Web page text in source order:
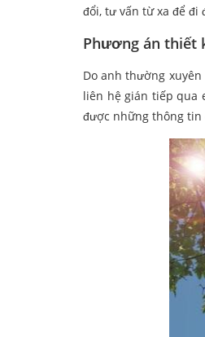
đổi, tư vấn từ xa để
Phương án thiết
Do anh thường
liên hệ gián tiếp qua
được những thông tin